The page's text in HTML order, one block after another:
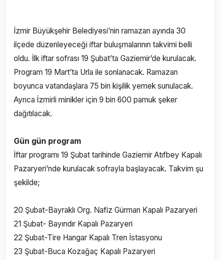
İzmir Büyükşehir Belediyesi’nin ramazan ayında 30
ilçede düzenleyeceği iftar buluşmalarının takvimi belli
oldu. İlk iftar sofrası 19 Şubat’ta Gaziemir’de kurulacak.
Program 19 Mart’ta Urla ile sonlanacak. Ramazan
boyunca vatandaşlara 75 bin kişilik yemek sunulacak.
Ayrıca İzmirli minikler için 9 bin 600 pamuk şeker
dağıtılacak.
Gün gün program
İftar programı 19 Şubat tarihinde Gaziemir Atıfbey Kapalı
Pazaryeri’nde kurulacak sofrayla başlayacak. Takvim şu
şekilde;
20 Şubat-Bayraklı Org. Nafiz Gürman Kapalı Pazaryeri
21 Şubat- Bayındır Kapalı Pazaryeri
22 Şubat-Tire Hangar Kapalı Tren İstasyonu
23 Şubat-Buca Kozağaç Kapalı Pazaryeri